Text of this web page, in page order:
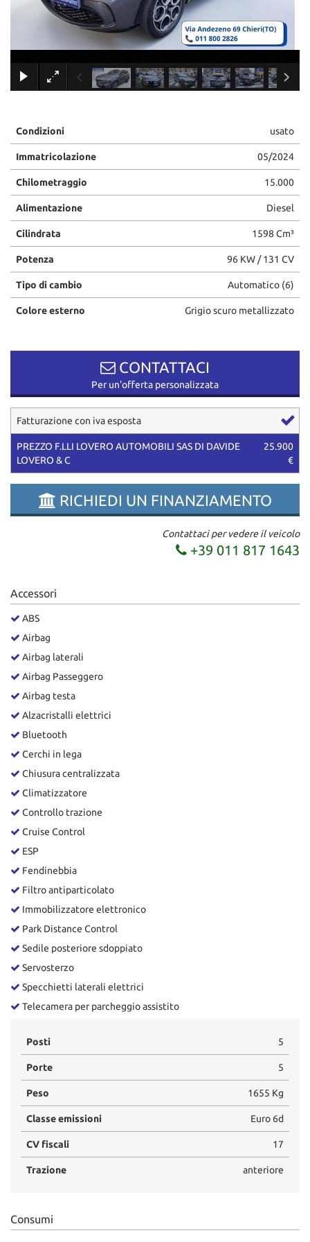
×
Condizioni usato
Immatricolazione 05/2024
Chilometraggio 15.000
Alimentazione Diesel
Cilindrata 1598 Cm³
Potenza 96 KW / 131 CV
Tipo di cambio Automatico (6)
Colore esterno Grigio scuro metallizzato
CONTATTACI
Per un'offerta personalizzata
Fatturazione con iva esposta
PREZZO F.LLI LOVERO AUTOMOBILI SAS DI DAVIDE
LOVERO & C
25.900
€
RICHIEDI UN FINANZIAMENTO
Contattaci per vedere il veicolo
+39 011 817 1643
Accessori
ABS
Airbag
Airbag laterali
Airbag Passeggero
Airbag testa
Alzacristalli elettrici
Bluetooth
Cerchi in lega
Chiusura centralizzata
Climatizzatore
Controllo trazione
Cruise Control
ESP
Fendinebbia
Filtro antiparticolato
Immobilizzatore elettronico
Park Distance Control
Sedile posteriore sdoppiato
Servosterzo
Specchietti laterali elettrici
Telecamera per parcheggio assistito
Posti 5
Porte 5
Peso 1655 Kg
Classe emissioni Euro 6d
CV fiscali 17
Trazione anteriore
Consumi
tracciamento
le
le
attività
di
seguito
descritte.
Per
ottenere
informazioni
sull'utilità
sul
funzionamento
di
di
rimanda
alla
cookie
policy.
Puoi
rivedere
e
tue
Cookie necessari
Cookie per il miglioramento dell'esperienza utente
Cookie analitici
Leggi
cookie
policy
le
impostazioni